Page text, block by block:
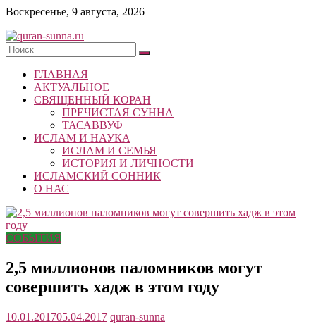
Skip
content
Воскресенье, 9 августа, 2026
quran-
sunna.ru
«Центр
исследований
Республики
Татарстан
ГЛАВНАЯ
АКТУАЛЬНОЕ
СВЯЩЕННЫЙ КОРАН
ПРЕЧИСТАЯ СУННА
ТАСАВВУФ
ИСЛАМ И НАУКА
ИСЛАМ И СЕМЬЯ
ИСТОРИЯ И ЛИЧНОСТИ
ИСЛАМСКИЙ СОННИК
О НАС
СОБЫТИЯ
2,5 миллионов паломников могут
совершить хадж в этом году
10.01.201705.04.2017 quran-sunna